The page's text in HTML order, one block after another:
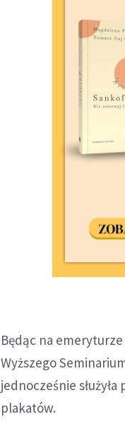
Będąc na
Wyższego
jednocześnie
plakatów.